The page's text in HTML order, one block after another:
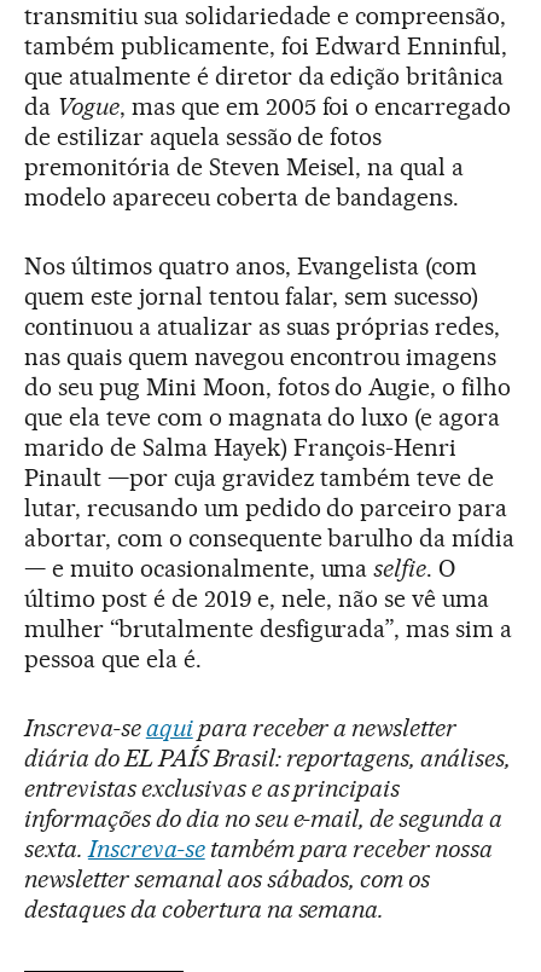
transmitiu sua solidariedade e compreensão,
também publicamente, foi Edward Enninful,
que atualmente é diretor da edição britânica
da Vogue, mas que em 2005 foi o encarregado
de estilizar aquela sessão de fotos
premonitória de Steven Meisel, na qual a
modelo apareceu coberta de bandagens.
Nos últimos quatro anos, Evangelista (com
quem este jornal tentou falar, sem sucesso)
continuou a atualizar as suas próprias redes,
nas quais quem navegou encontrou imagens
do seu pug Mini Moon, fotos do Augie, o filho
que ela teve com o magnata do luxo (e agora
marido de Salma Hayek) François-Henri
Pinault —por cuja gravidez também teve de
lutar, recusando um pedido do parceiro para
abortar, com o consequente barulho da mídia
— e muito ocasionalmente, umaselfie. O
último post é de 2019 e, nele, não se vê uma
mulher “brutalmente desfigurada”, mas sim a
pessoa que ela é.
Inscreva-seaquipara receber a newsletter
diária do EL PAÍS Brasil: reportagens, análises,
entrevistas exclusivas e as principais
informações do dia no seu e-mail, de segunda a
sexta.Inscreva-setambém para receber nossa
newsletter semanal aos sábados, com os
destaques da cobertura na semana.